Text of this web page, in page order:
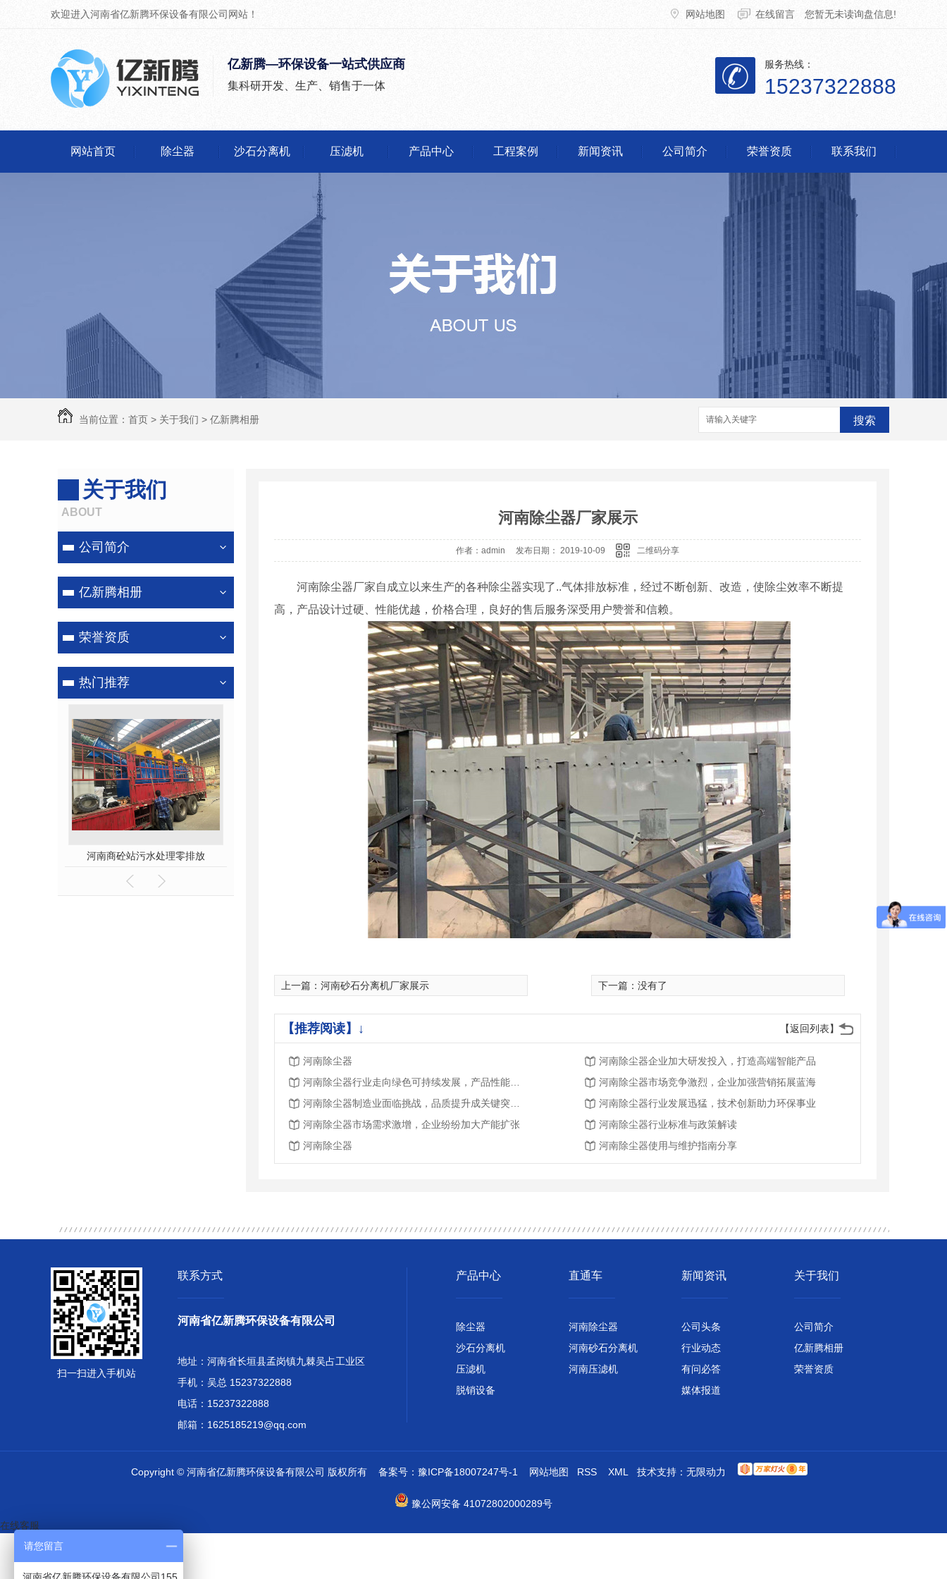
欢迎进入河南省亿新腾环保设备有限公司网站！ 您暂无未读询盘信息!
网站地图 在线留言
亿新腾—环保设备一站式供应商
集科研开发、生产、销售于一体
服务热线：
15237322888
网站首页 除尘器 沙石分离机 压滤机 产品中心
河南脉冲除尘设备
河南除尘器
脱销设备
河南脱销设备
河南脱销设备厂家
洗轮机 浆水回收装置 喷淋设备 废气处理设备
工程案例 新闻资讯 公司简介 荣誉资质 联系我们
当前位置： 首页 > 关于我们 > 亿新腾相册 搜索
关于我们
ABOUT
公司简介
亿新腾相册
荣誉资质
热门推荐
商砼站污水处理零排放 河南龙门洗车机生产厂家 除尘器
河南除尘器厂家展示
作者：admin 发布日期： 2019-10-09 二维码分享
河南除尘器厂家自成立以来生产的各种除尘器实现了..气体排放标准，经过不断创新、改造，使除尘效率不断提
高，产品设计过硬、性能优越，价格合理，良好的售后服务深受用户赞誉和信赖。
上一篇： 河南砂石分离机厂家展示 下一篇：没有了
【返回列表】
【推荐阅读】↓
河南除尘器
河南除尘器企业加大研发投入，打造高端智能产品
河南除尘器市场竞争激烈，企业加强营销拓展蓝海
河南除尘器行业发展迅猛，技术创新助力环保事业
河南除尘器市场需求激增，企业纷纷加大产能扩张
河南除尘器行业标准与政策解读
河南除尘器
河南除尘器使用与维护指南分享
扫一扫进入手机站
联系方式
河南省亿新腾环保设备有限公司
地址：河南省长垣县孟岗镇九棘吴占工业区
手机：吴总 15237322888
电话：15237322888
邮箱：1625185219@qq.com
产品中心
除尘器
沙石分离机
压滤机
脱销设备
直通车
河南除尘器
河南砂石分离机
河南压滤机
新闻资讯
公司头条
行业动态
有问必答
媒体报道
关于我们
公司简介
亿新腾相册
荣誉资质
Copyright © 河南省亿新腾环保设备有限公司 版权所有 备案号： 豫ICP备18007247号-1 网站地图 RSS XML 技术支持： 无限动力
豫公网安备 41072802000289号
在线客服
请您留言